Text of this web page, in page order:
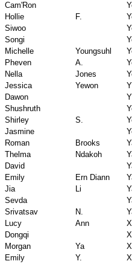
Cam'Ron
Hollie F.
Siwoo
Songi
Michelle Youngsuhl
Pheven A.
Nella Jones
Jessica Yewon
Dawon
Shushruth
Shirley S.
Jasmine
Roman Brooks
Thelma Ndakoh
David
Emily Ern Diann
Jia Li
Sevda
Srivatsav N.
Lucy Ann
Dongqi
Morgan Ya
Emily Y.